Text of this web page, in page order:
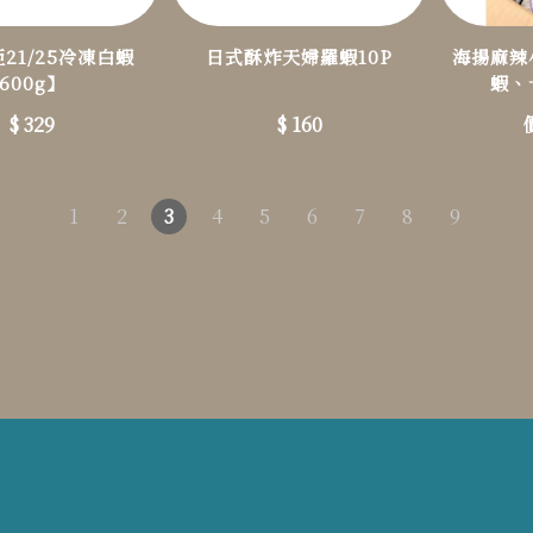
21/25冷凍白蝦
】
$ 329
日式酥炸天婦羅蝦10P
$ 160
海揚麻
蝦
1 2 3 4 5 6 7 8 9